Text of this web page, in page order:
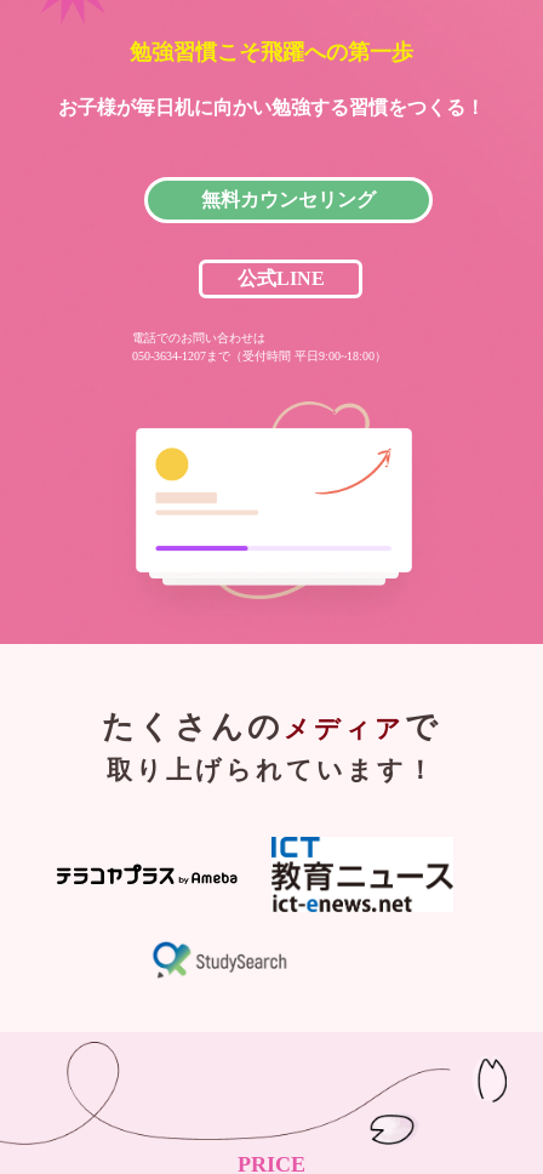
勉強習慣こそ飛躍への第一歩
お子様が毎日机に向かい勉強する習慣をつくる！
無料カウンセリング
公式LINE
電話でのお問い合わせは
050-3634-1207まで（受付時間 平日9:00~18:00）
たくさんの メディア で
取り上げられています！
PRICE